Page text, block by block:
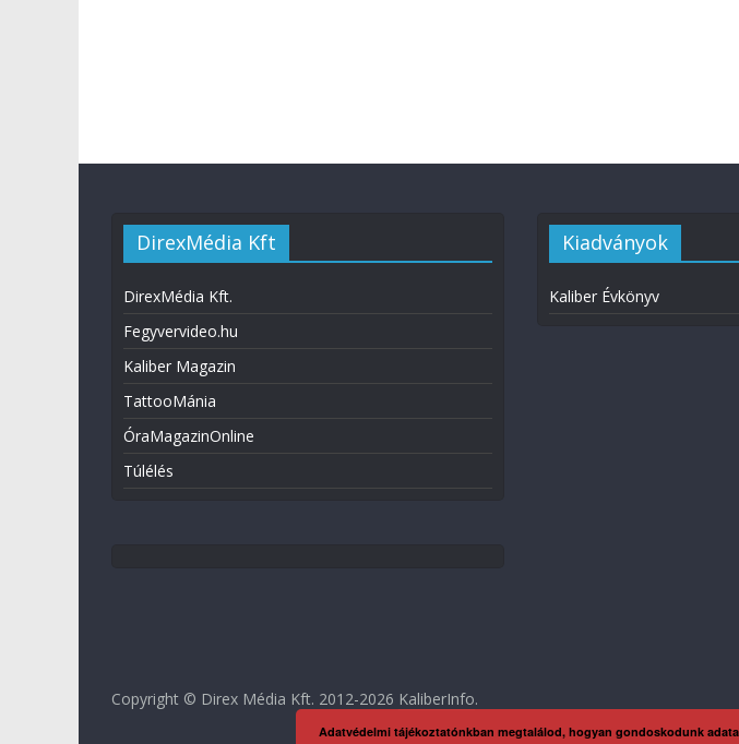
DirexMédia Kft
DirexMédia Kft.
Fegyvervideo.hu
Kaliber Magazin
TattooMánia
ÓraMagazinOnline
Túlélés
Kiadványok
Kaliber Évkönyv
Copyright © Direx Média Kft. 2012-2026 KaliberInfo.
Adatvédelmi tájékoztatónkban megtalálod, hogyan gondoskodunk